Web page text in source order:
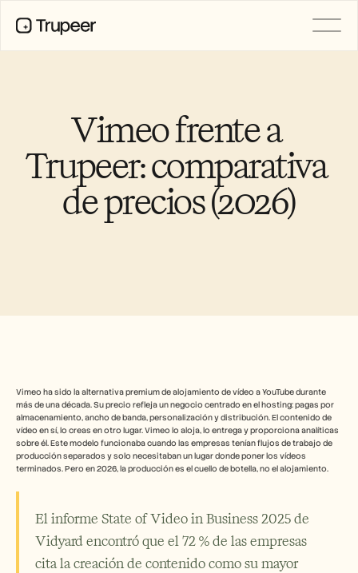
Vimeo frente a
Trupeer: comparativa
de precios (2026)
Vimeo ha sido la alternativa premium de alojamiento de vídeo a YouTube durante
más de una década. Su precio refleja un negocio centrado en el hosting: pagas por
almacenamiento, ancho de banda, personalización y distribución. El contenido de
vídeo en sí, lo creas en otro lugar. Vimeo lo aloja, lo entrega y proporciona analíticas
sobre él. Este modelo funcionaba cuando las empresas tenían flujos de trabajo de
producción separados y solo necesitaban un lugar donde poner los vídeos
terminados. Pero en 2026, la producción es el cuello de botella, no el alojamiento.
El informe State of Video in Business 2025 de
Vidyard encontró que el 72 % de las empresas
cita la creación de contenido como su mayor
Base de conocimientos
Avatares de IA
Kits de marca
Páginas compartidas
Grabación de pantalla con IA
Anuncio
Programa de partners
CASOS DE USO
Gestión del cambio
Habilitación de ventas
Preventa
Formación